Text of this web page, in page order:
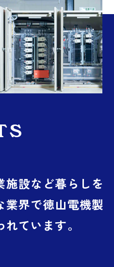
施設など暮らしを
業界で徳山電機製
ています。